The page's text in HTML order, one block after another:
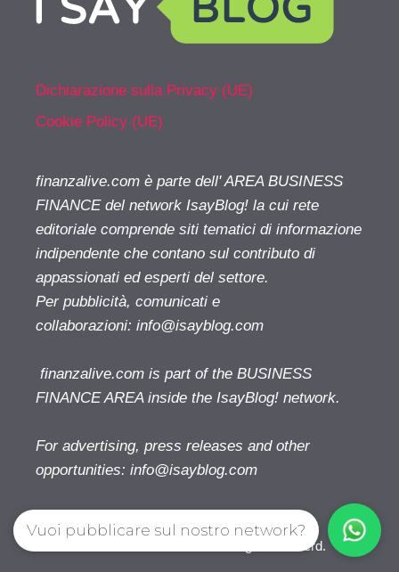
Dichiarazione sulla Privacy (UE)
Cookie Policy (UE)
finanzalive.com è parte dell' AREA BUSINESS
FINANCE del network IsayBlog! la cui rete
editoriale comprende siti tematici di informazione
indipendente che contano sul contributo di
appassionati ed esperti del settore.
Per pubblicità, comunicati e
collaborazioni: info@isayblog.com
finanzalive.com is part of the BUSINESS
FINANCE AREA inside the IsayBlog! network.
For advertising, press releases and other
opportunities: info@isayblog.com
Finanzalive.com © 2026. All right reserverd.
Vuoi pubblicare sul nostro network?